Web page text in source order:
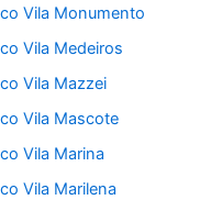
Vila Monumento
Vila Medeiros
Vila Mazzei
Vila Mascote
Vila Marina
Vila Marilena